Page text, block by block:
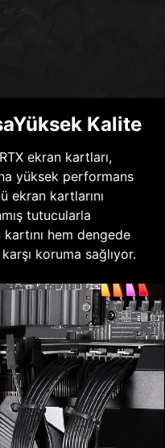
Kalite
ekran kartları,
yüksek performans
ekran kartlarını
tutucularla
hem dengede
koruma sağlıyor.